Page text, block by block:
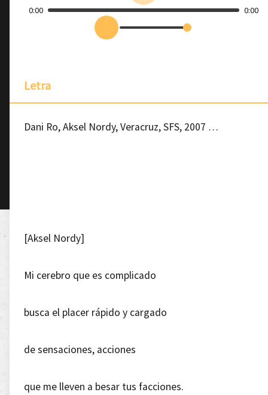
0:00 0:00
Letra
Dani Ro, Aksel Nordy, Veracruz, SFS, 2007 …
[Aksel Nordy]
Mi cerebro que es complicado
busca el placer rápido y cargado
de sensaciones, acciones
que me lleven a besar tus facciones.